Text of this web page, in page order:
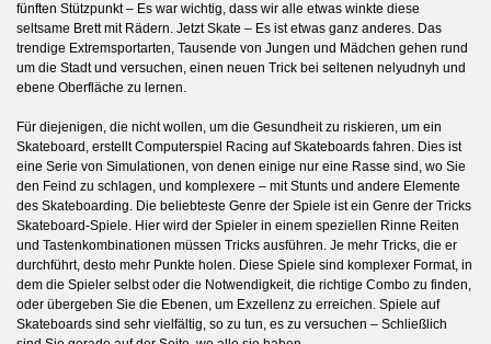
fünften Stützpunkt – Es war wichtig, dass wir alle etwas winkte diese
seltsame Brett mit Rädern. Jetzt Skate – Es ist etwas ganz anderes. Das
trendige Extremsportarten, Tausende von Jungen und Mädchen gehen rund
um die Stadt und versuchen, einen neuen Trick bei seltenen nelyudnyh und
ebene Oberfläche zu lernen.
Für diejenigen, die nicht wollen, um die Gesundheit zu riskieren, um ein
Skateboard, erstellt Computerspiel Racing auf Skateboards fahren. Dies ist
eine Serie von Simulationen, von denen einige nur eine Rasse sind, wo Sie
den Feind zu schlagen, und komplexere – mit Stunts und andere Elemente
des Skateboarding. Die beliebteste Genre der Spiele ist ein Genre der Tricks
Skateboard-Spiele. Hier wird der Spieler in einem speziellen Rinne Reiten
und Tastenkombinationen müssen Tricks ausführen. Je mehr Tricks, die er
durchführt, desto mehr Punkte holen. Diese Spiele sind komplexer Format, in
dem die Spieler selbst oder die Notwendigkeit, die richtige Combo zu finden,
oder übergeben Sie die Ebenen, um Exzellenz zu erreichen. Spiele auf
Skateboards sind sehr vielfältig, so zu tun, es zu versuchen – Schließlich